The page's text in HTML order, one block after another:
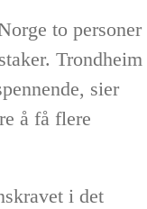
to personer
Trondheim
sier
å få flere
i det